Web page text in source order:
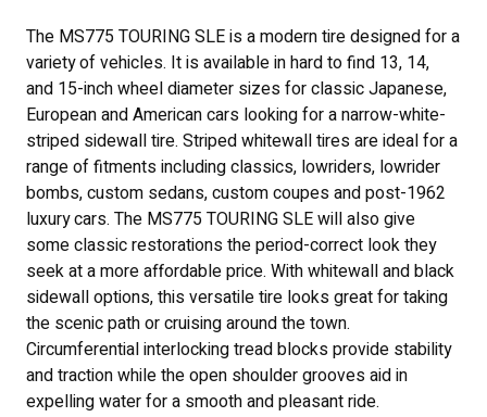
The MS775 TOURING SLE is a modern tire designed for a
variety of vehicles. It is available in hard to find 13, 14,
and 15-inch wheel diameter sizes for classic Japanese,
European and American cars looking for a narrow-white-
striped sidewall tire. Striped whitewall tires are ideal for a
range of fitments including classics, lowriders, lowrider
bombs, custom sedans, custom coupes and post-1962
luxury cars. The MS775 TOURING SLE will also give
some classic restorations the period-correct look they
seek at a more affordable price. With whitewall and black
sidewall options, this versatile tire looks great for taking
the scenic path or cruising around the town.
Circumferential interlocking tread blocks provide stability
and traction while the open shoulder grooves aid in
expelling water for a smooth and pleasant ride.